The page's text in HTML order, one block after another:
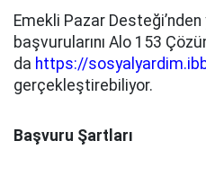
Emekli Pazar
başvurularını Alo 153
da https://
gerçekleştirebiliyor.
Başvuru Şartları